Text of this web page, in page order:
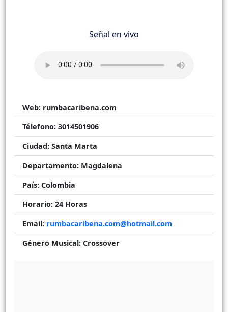
Señal en vivo
Web: rumbacaribena.com
Télefono: 3014501906
Ciudad: Santa Marta
Departamento: Magdalena
País: Colombia
Horario: 24 Horas
Email: rumbacaribena.com@hotmail.com
Género Musical: Crossover